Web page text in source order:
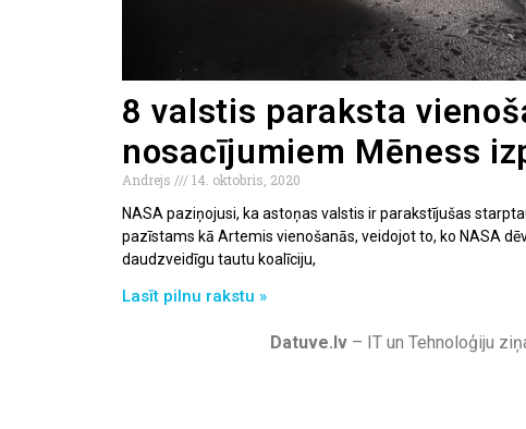
8 valstis paraksta
nosacījumiem Mēness
Andrejs
14. oktobris, 2020
NASA paziņojusi, ka astoņas valstis ir parakstījušas
pazīstams kā Artemis vienošanās, veidojot to, ko NASA
daudzveidīgu tautu koalīciju,
Lasīt pilnu rakstu »
Datuve.lv – IT un Tehnoloģiju